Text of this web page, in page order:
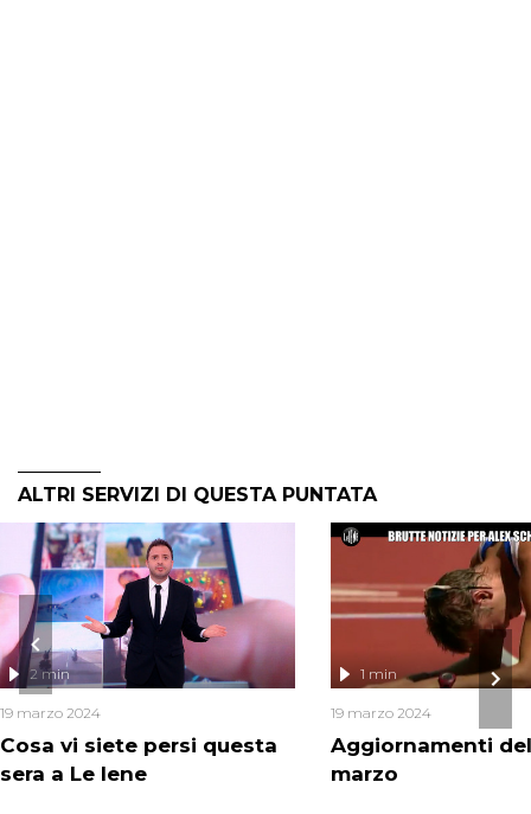
ALTRI SERVIZI DI QUESTA PUNTATA
Cosa vi siete persi questa
sera a Le Iene
2 min
19 marzo 2024
Aggiornamenti del
marzo
1 min
19 marzo 2024